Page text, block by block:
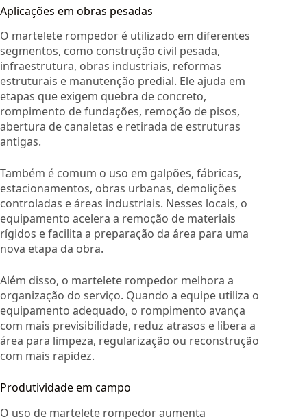
Aplicações em obras pesadas
O martelete rompedor é utilizado em diferentes
segmentos, como construção civil pesada,
infraestrutura, obras industriais, reformas
estruturais e manutenção predial. Ele ajuda em
etapas que exigem quebra de concreto,
rompimento de fundações, remoção de pisos,
abertura de canaletas e retirada de estruturas
antigas.
Também é comum o uso em galpões, fábricas,
estacionamentos, obras urbanas, demolições
controladas e áreas industriais. Nesses locais, o
equipamento acelera a remoção de materiais
rígidos e facilita a preparação da área para uma
nova etapa da obra.
Além disso, o martelete rompedor melhora a
organização do serviço. Quando a equipe utiliza o
equipamento adequado, o rompimento avança
com mais previsibilidade, reduz atrasos e libera a
área para limpeza, regularização ou reconstrução
com mais rapidez.
Produtividade em campo
O uso de martelete rompedor aumenta